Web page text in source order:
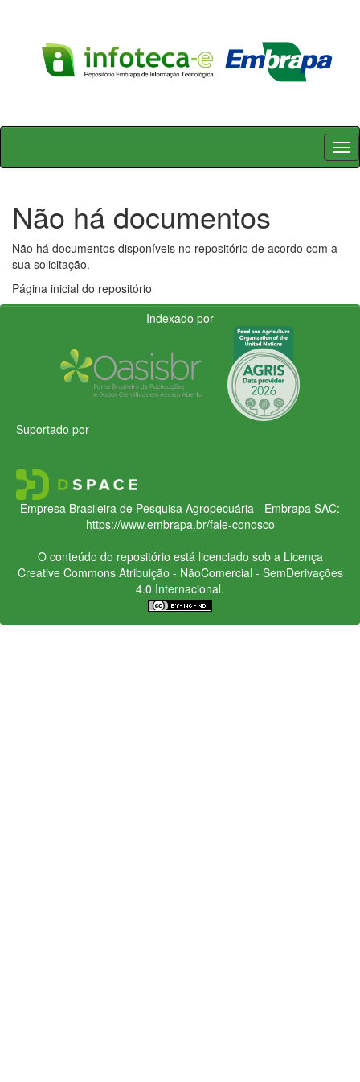
Skip
Não há documentos
Não há documentos disponíveis no repositório de acordo com a
sua solicitação.
Página inicial do repositório
Indexado por
Suportado por
Empresa Brasileira de Pesquisa Agropecuária - Embrapa SAC:
https://www.embrapa.br/fale-conosco
O conteúdo do repositório está licenciado sob a Licença
Creative CommonsAtribuição - NãoComercial - SemDerivações
4.0 Internacional.